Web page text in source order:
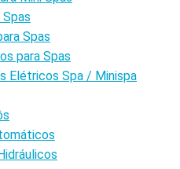
Spas
Spas
para Spas
Elétricos Spa / Minispa